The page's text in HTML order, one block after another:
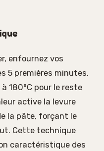
enfournez vos
5 premières minutes,
180°C pour le reste
active la levure
la pâte, forçant le
Cette technique
caractéristique des